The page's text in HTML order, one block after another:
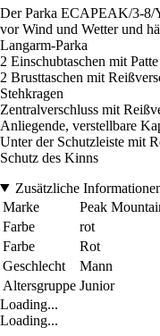
Der Parka ECAPEAK/3-8/
vor Wind und Wetter und
Langarm-Parka
2 Einschubtaschen mit Patte
2 Brusttaschen mit
Stehkragen
Zentralverschluss mit
Anliegende, verstellbare
Unter der Schutzleiste mit
Schutz des Kinns
Zusätzliche
Marke
Peak
Farbe
rot
Farbe
Rot
Geschlecht
Mann
Altersgruppe Junior
Loading...
Loading...